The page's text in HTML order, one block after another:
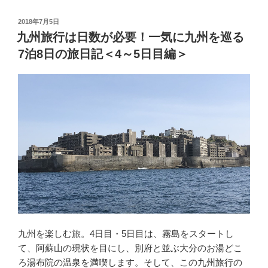
投
稿
日:
2018年7月5日
九州旅行は日数が必要！一気に九州を巡る
7泊8日の旅日記＜4～5日目編＞
九州を楽しむ旅。4日目・5日目は、霧島をスタートし
て、阿蘇山の現状を目にし、別府と並ぶ大分のお湯どこ
ろ湯布院の温泉を満喫します。そして、この九州旅行の